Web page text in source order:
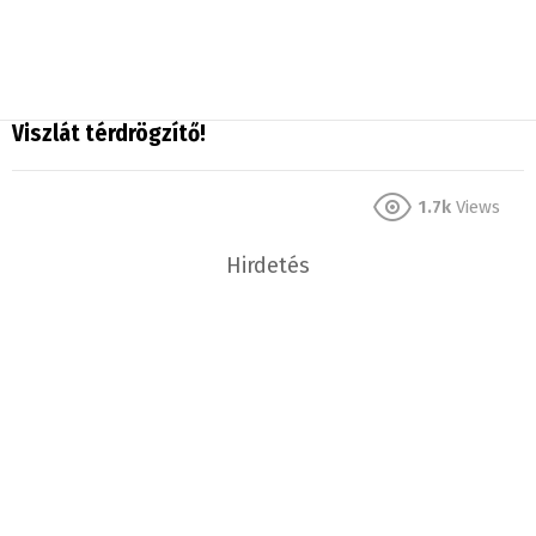
Viszlát térdrögzítő!
1.7k Views
Hirdetés